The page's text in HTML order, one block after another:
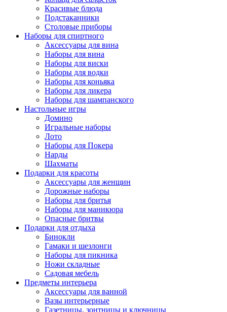
Красивые блюда
Подстаканники
Столовые приборы
Наборы для спиртного
Аксессуары для вина
Наборы для вина
Наборы для виски
Наборы для водки
Наборы для коньяка
Наборы для ликера
Наборы для шампанского
Настольные игры
Домино
Игральные наборы
Лото
Наборы для Покера
Нарды
Шахматы
Подарки для красоты
Аксессуары для женщин
Дорожные наборы
Наборы для бритья
Наборы для маникюра
Опасные бритвы
Подарки для отдыха
Бинокли
Гамаки и шезлонги
Наборы для пикника
Ножи складные
Садовая мебель
Предметы интерьера
Аксессуары для ванной
Вазы интерьерные
Газетницы, зонтницы и ключницы